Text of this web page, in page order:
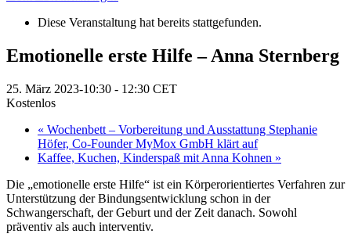
Diese Veranstaltung hat bereits stattgefunden.
Emotionelle erste Hilfe – Anna Sternberg
25. März 2023-10:30 - 12:30 CET
Kostenlos
« Wochenbett – Vorbereitung und Ausstattung Stephanie
Höfer, Co-Founder MyMox GmbH klärt auf
Kaffee, Kuchen, Kinderspaß mit Anna Kohnen »
Die „emotionelle erste Hilfe“ ist ein Körperorientiertes Verfahren zur
Unterstützung der Bindungsentwicklung schon in der
Schwangerschaft, der Geburt und der Zeit danach. Sowohl
präventiv als auch interventiv.